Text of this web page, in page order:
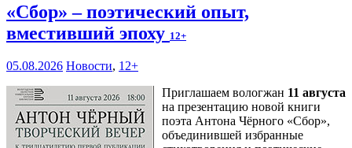
«Сбор» – поэтический опыт,
вместивший эпоху 12+
05.08.2026 Новости, 12+
Приглашаем вологжан 11 августа
на презентацию новой книги
поэта Антона Чёрного «Сбор»,
объединившей избранные